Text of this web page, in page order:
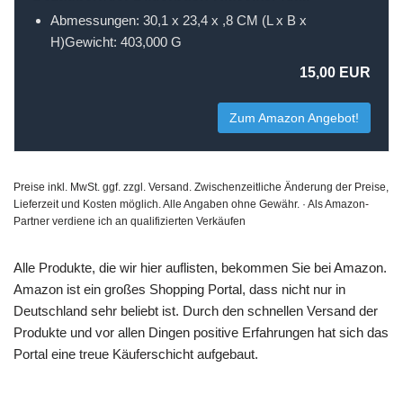
Abmessungen: 30,1 x 23,4 x ,8 CM (L x B x
H)Gewicht: 403,000 G
15,00 EUR
Zum Amazon Angebot!
Preise inkl. MwSt. ggf. zzgl. Versand. Zwischenzeitliche Änderung der Preise,
Lieferzeit und Kosten möglich. Alle Angaben ohne Gewähr. · Als Amazon-
Partner verdiene ich an qualifizierten Verkäufen
Alle Produkte, die wir hier auflisten, bekommen Sie bei Amazon.
Amazon ist ein großes Shopping Portal, dass nicht nur in
Deutschland sehr beliebt ist. Durch den schnellen Versand der
Produkte und vor allen Dingen positive Erfahrungen hat sich das
Portal eine treue Käuferschicht aufgebaut.